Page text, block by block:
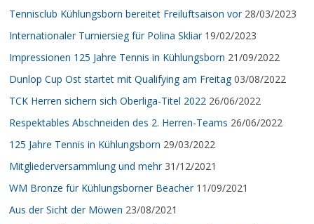
Tennisclub Kühlungsborn bereitet Freiluftsaison vor 28/03/2023
Internationaler Turniersieg für Polina Skliar 19/02/2023
Impressionen 125 Jahre Tennis in Kühlungsborn 21/09/2022
Dunlop Cup Ost startet mit Qualifying am Freitag 03/08/2022
TCK Herren sichern sich Oberliga-Titel 2022 26/06/2022
Respektables Abschneiden des 2. Herren-Teams 26/06/2022
125 Jahre Tennis in Kühlungsborn 29/03/2022
Mitgliederversammlung und mehr 31/12/2021
WM Bronze für Kühlungsborner Beacher 11/09/2021
Aus der Sicht der Möwen 23/08/2021